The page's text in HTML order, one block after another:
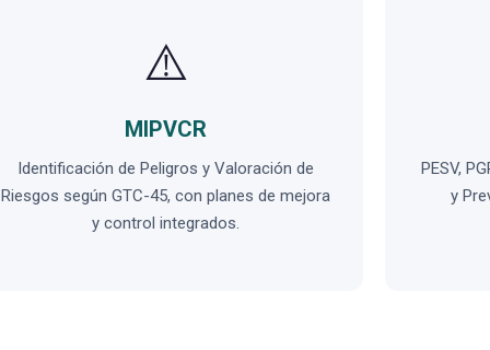
⚠️
MIPVCR
Identificación de Peligros y Valoración de
Riesgos según GTC-45, con planes de mejora
y control integrados.
PESV,
y